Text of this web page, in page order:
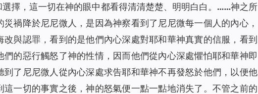
擇，這一切在神的眼中都看得清清楚楚、明明白白。……神之所
禍降於尼尼微人，是因為神察看到了尼尼微每一個人的內心，
與認罪，看到的是他們內心深處對耶和華神真實的信服，看到
的惡行觸怒了神的性情，因而他們從內心深處懼怕耶和華神即
了尼尼微人從內心深處求告耶和華神不再發怒於他們，以便他
一切的事實之後，神的怒氣便一點一點地消失了。不管之前的